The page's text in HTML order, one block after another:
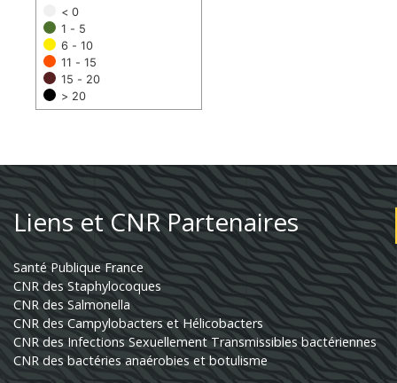
< 0
1 - 5
6 - 10
11 - 15
15 - 20
> 20
Liens et CNR Partenaires
Santé Publique France
CNR des Staphylocoques
CNR des Salmonella
CNR des Campylobacters et Hélicobacters
CNR des Infections Sexuellement Transmissibles bactériennes
CNR des bactéries anaérobies et botulisme